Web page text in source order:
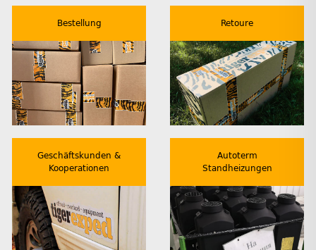
Bestellung Retoure
Geschäftskunden &
Kooperationen
Autoterm
Standheizungen